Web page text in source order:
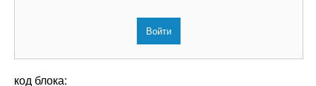
Войти
код блока: